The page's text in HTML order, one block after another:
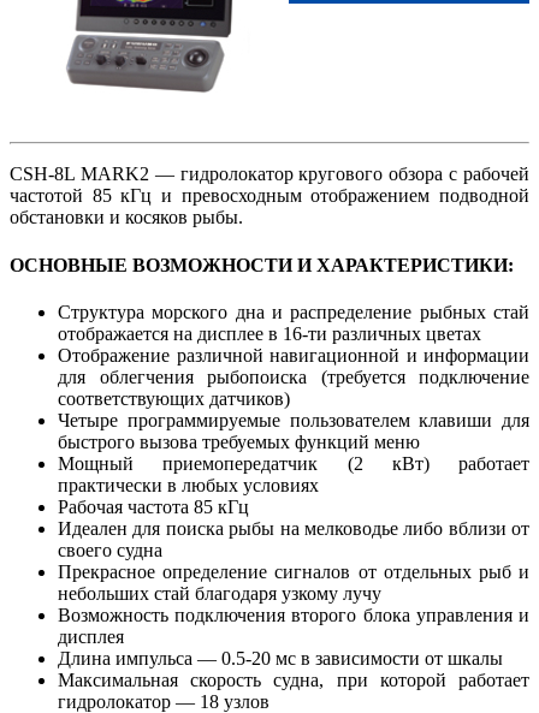
CSH-8L MARK2 — гидролокатор кругового обзора c рабочей
частотой 85 кГц и превосходным отображением подводной
обстановки и косяков рыбы.
ОСНОВНЫЕ ВОЗМОЖНОСТИ И ХАРАКТЕРИСТИКИ:
Структура морского дна и распределение рыбных стай
отображается на дисплее в 16-ти различных цветах
Отображение различной навигационной и информации
для облегчения рыбопоиска (требуется подключение
соответствующих датчиков)
Четыре программируемые пользователем клавиши для
быстрого вызова требуемых функций меню
Мощный приемопередатчик (2 кВт) работает
практически в любых условиях
Рабочая частота 85 кГц
Идеален для поиска рыбы на мелководье либо вблизи от
своего судна
Прекрасное определение сигналов от отдельных рыб и
небольших стай благодаря узкому лучу
Возможность подключения второго блока управления и
дисплея
Длина импульса — 0.5-20 мс в зависимости от шкалы
Максимальная скорость судна, при которой работает
гидролокатор — 18 узлов